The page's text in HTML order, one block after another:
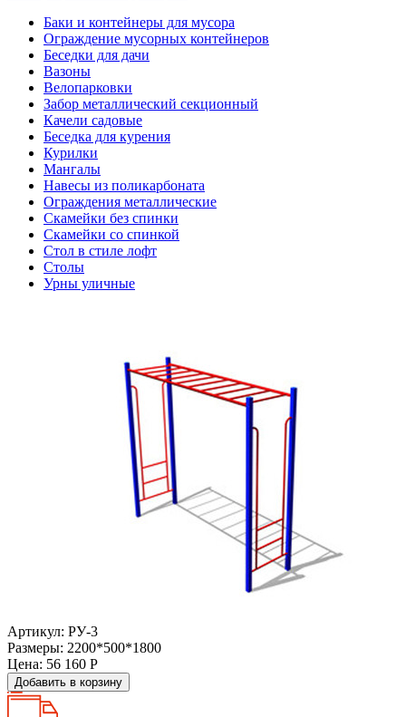
Баки и контейнеры для мусора
Ограждение мусорных контейнеров
Беседки для дачи
Вазоны
Велопарковки
Забор металлический секционный
Качели садовые
Беседка для курения
Курилки
Мангалы
Навесы из поликарбоната
Ограждения металлические
Скамейки без спинки
Скамейки со спинкой
Стол в стиле лофт
Столы
Урны уличные
Артикул: РУ-3
Размеры: 2200*500*1800
Цена: 56 160 Р
Добавить в корзину